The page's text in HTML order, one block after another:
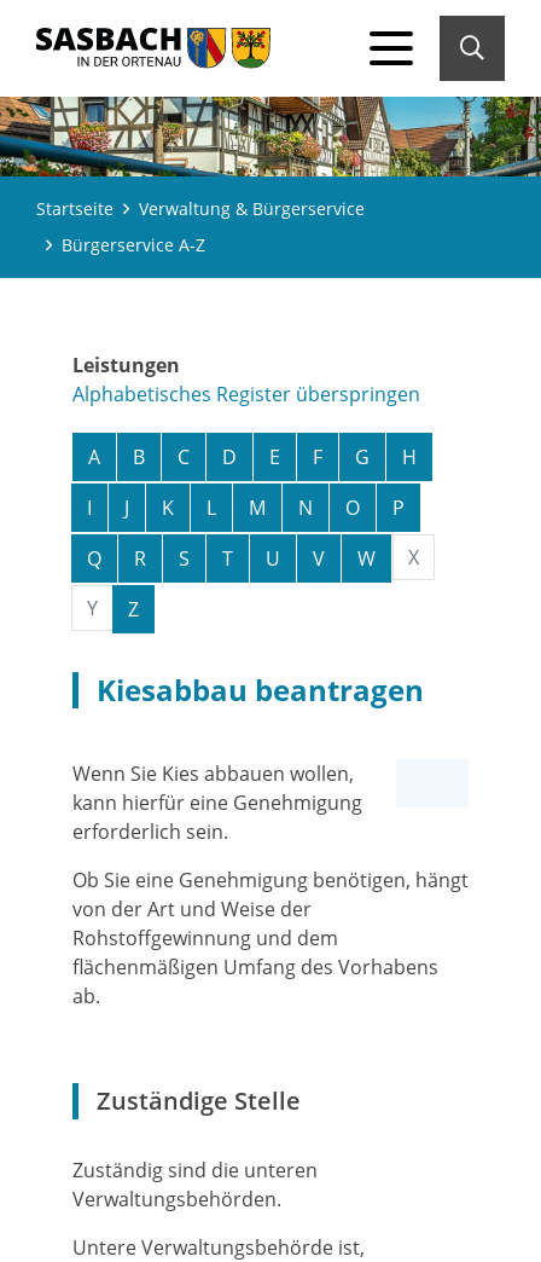
Startseite
Verwaltung & Bürgerservice
Bürgerservice A-Z
Leistungen
Alphabetisches Register überspringen
A B C D E F G
H
I
J K L M N O
P
Q
R S T U V W
X
Y
Z
Kiesabbau beantragen
Wenn Sie Kies abbauen wollen,
kann hierfür eine Genehmigung
erforderlich sein.
Ob Sie eine Genehmigung benötigen, hängt
von der Art und Weise der
Rohstoffgewinnung und dem
flächenmäßigen Umfang des Vorhabens
ab.
Zuständige Stelle
Zuständig sind die unteren
Verwaltungsbehörden.
Untere Verwaltungsbehörde ist,